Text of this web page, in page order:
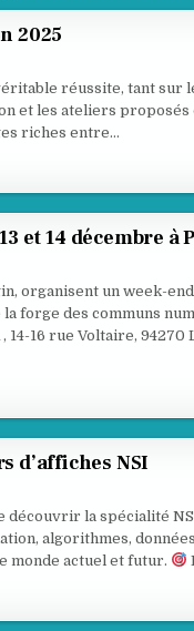
2025
réussite, tant sur
et les ateliers
riches entre…
et 14 décembre à
organisent un week-
forge des communs
, 14-16 rue Voltaire,
d’affiches NSI
découvrir la spécialité
algorithmes,
monde actuel et futur.